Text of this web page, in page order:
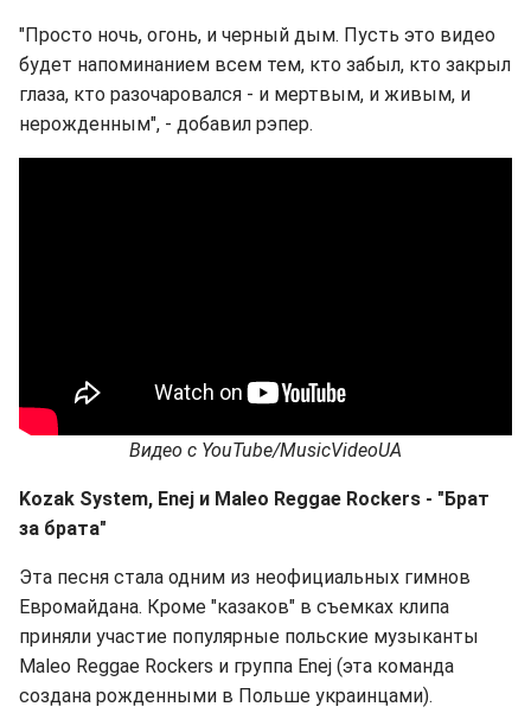
"Просто ночь, огонь, и черный дым. Пусть это видео
будет напоминанием всем тем, кто забыл, кто закрыл
глаза, кто разочаровался - и мертвым, и живым, и
нерожденным", - добавил рэпер.
Видео с YouTube/MusicVideoUA
Kozak System, Enej и Maleo Reggae Rockers - "Брат
за брата"
Эта песня стала одним из неофициальных гимнов
Евромайдана. Кроме "казаков" в съемках клипа
приняли участие популярные польские музыканты
Maleo Reggae Rockers и группа Enej (эта команда
создана рожденными в Польше украинцами).